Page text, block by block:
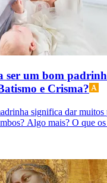
ser um bom
e Crisma?
significa dar muitos
Algo mais? O que